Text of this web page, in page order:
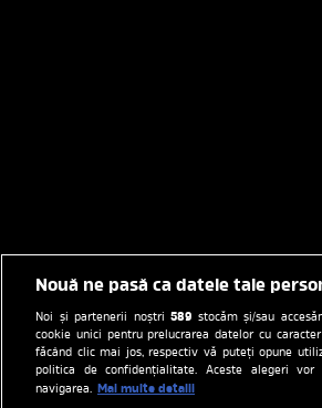
Nouă ne pasă ca datele tale
Noi și partenerii noștri589 stocăm și/sau
cookie unici pentru prelucrarea datelor cu
făcând clic mai jos, respectiv vă puteți opune
politica de confidențialitate. Aceste alegeri
navigarea. Mai multe detalii